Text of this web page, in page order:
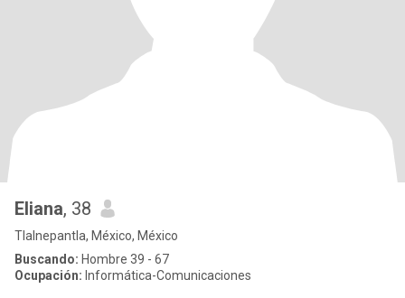
Eliana, 38
Tlalnepantla, México, México
Buscando: Hombre 39 - 67
Ocupación: Informática-Comunicaciones